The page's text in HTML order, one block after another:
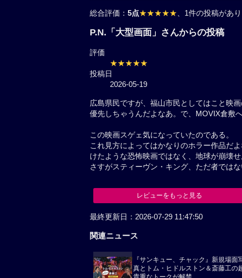
総合評価： 5点★★★★★、1件の投稿があり
評価
★★★★★
広島県民ですが、福山市民としては
映画館を優先しちゃうんだよなあ。
これ見方によってはかなりのホラー
取って付けたような恐怖映画ではな
そうで…。
さすがスティーヴン・キング、ただ者
レビューをもっと見る
関連ニュース
『サンキュー、チャック』新規場面
真とトム・ヒドルストン＆斎藤工の